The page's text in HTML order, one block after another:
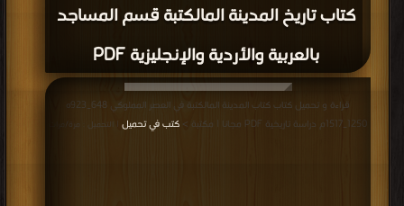
كتاب تاريخ المدينة المالكتبة قسم المساجد
بالعربية والأردية والإنجليزية PDF
قراءة و تحميل كتاب كتاب المدينة المالكتبة في العصر المملوكي 648_923ه
1250_1517م دراسة تاريخية PDF مجانا | مكتبة >
كتب في تحميل | التحميل : مرة/مرات